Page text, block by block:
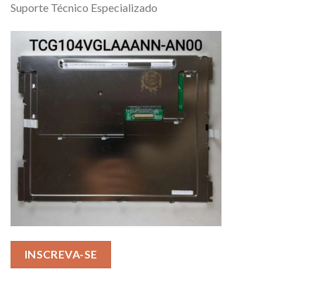
Suporte Técnico Especializado
INSCREVA-SE